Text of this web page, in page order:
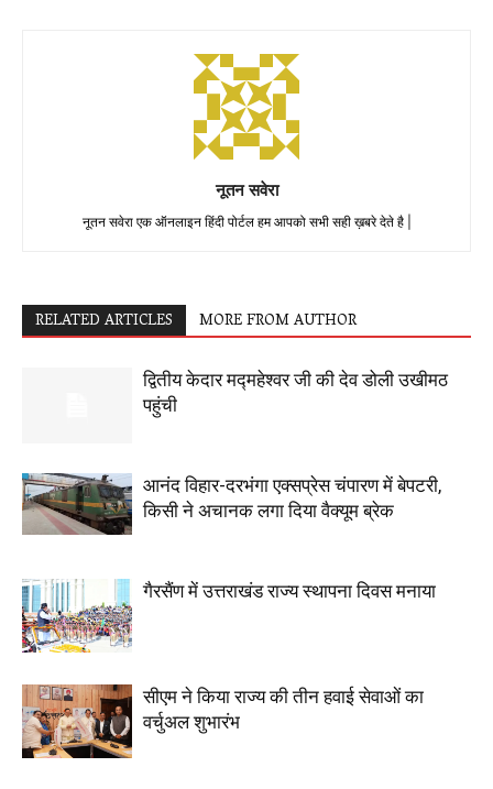
नूतन सवेरा
नूतन सवेरा एक ऑनलाइन हिंदी पोर्टल हम आपको सभी सही ख़बरे देते है |
RELATED ARTICLES MORE FROM AUTHOR
द्वितीय केदार मद्महेश्वर जी की देव डोली उखीमठ
पहुंची
आनंद विहार-दरभंगा एक्सप्रेस चंपारण में बेपटरी,
किसी ने अचानक लगा दिया वैक्यूम ब्रेक
गैरसैंण में उत्तराखंड राज्य स्थापना दिवस मनाया
सीएम ने किया राज्य की तीन हवाई सेवाओं का
वर्चुअल शुभारंभ